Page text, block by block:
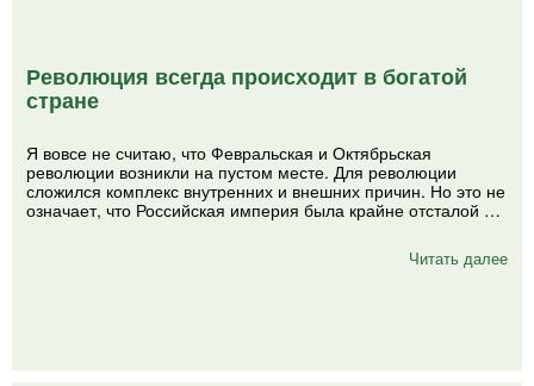
Революция всегда происходит в богатой
стране
Я вовсе не считаю, что Февральская и Октябрьская
революции возникли на пустом месте. Для революции
сложился комплекс внутренних и внешних причин. Но это не
означает, что Российская империя была крайне отсталой …
Читать далее